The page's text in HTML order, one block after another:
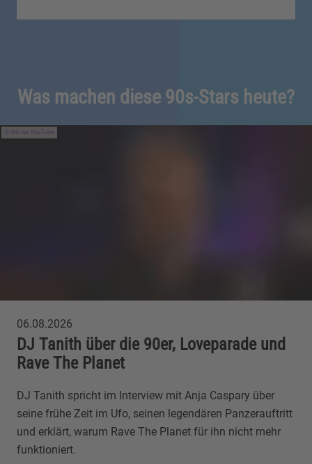
Was machen diese 90s-Stars heute?
rbb via YouTube
06.08.2026
DJ Tanith über die 90er, Loveparade und
Rave The Planet
DJ Tanith spricht im Interview mit Anja Caspary über
seine frühe Zeit im Ufo, seinen legendären Panzerauftritt
und erklärt, warum Rave The Planet für ihn nicht mehr
funktioniert.